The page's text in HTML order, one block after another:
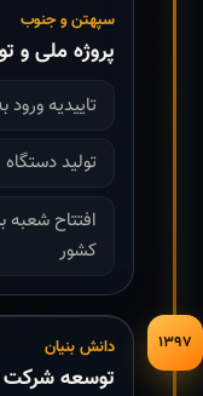
سپهتن و جنوب
پروژه ملی و
تاییدیه
تولید دستگاه DCRC
افتتاح
کشور
۱۳۹۷ دانش بنیان
توسعه شرکت